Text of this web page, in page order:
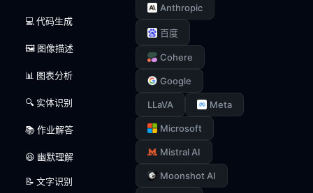
💻 代码生成
🖼️ 图像描述
📊 图表分析
🔍 实体识别
📚 作业解答
😆 幽默理解
📝 文字识别
Anthropic
百度
Cohere
Google
LLaVA Meta
Microsoft
Mistral AI
Moonshot AI